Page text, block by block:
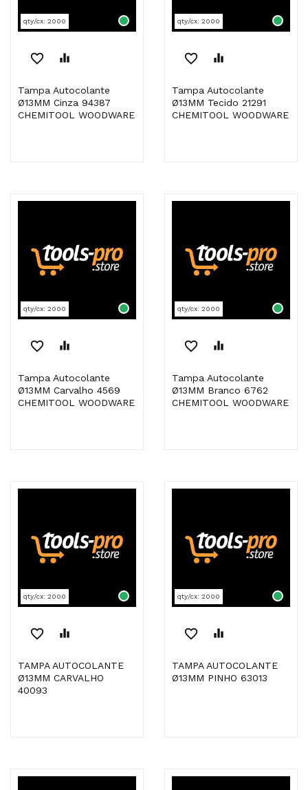
qty/cx: 2000
favorite_border equalizer
Tampa Autocolante
Ø13MM Cinza 94387
CHEMITOOL WOODWARE
qty/cx: 2000
favorite_border equalizer
Tampa Autocolante
Ø13MM Tecido 21291
CHEMITOOL WOODWARE
qty/cx: 2000
favorite_border equalizer
Tampa Autocolante
Ø13MM Carvalho 4569
CHEMITOOL WOODWARE
qty/cx: 2000
favorite_border equalizer
Tampa Autocolante
Ø13MM Branco 6762
CHEMITOOL WOODWARE
qty/cx: 2000
favorite_border equalizer
TAMPA AUTOCOLANTE
Ø13MM CARVALHO
40093
qty/cx: 2000
favorite_border equalizer
TAMPA AUTOCOLANTE
Ø13MM PINHO 63013